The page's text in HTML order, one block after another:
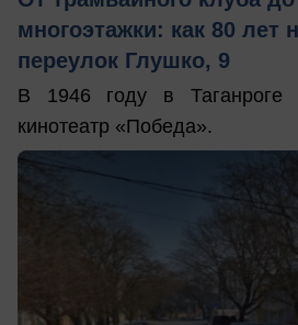
многоэтажки: как 80 лет
переулок Глушко, 9
В 1946 году в Таганроге
кинотеатр «Победа».